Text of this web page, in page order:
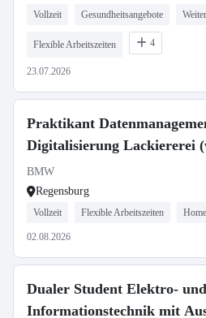
Vollzeit Gesundheitsangebote
Flexible Arbeitszeiten 4
23.07.2026
Praktikant
Digitalisierung Lackiererei
BMW
Regensburg
Vollzeit Flexible Arbeitszeiten
02.08.2026
Dualer Student Elektro- und
Informationstechnik mit